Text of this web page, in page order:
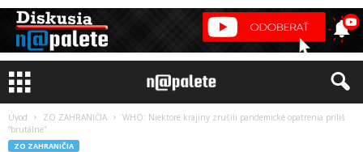
Úvod ZO ZAHRANIČIA
WHO: Niektoré krajiny zrušili pandemické opatrenia príliš
“brutálne”
ZO ZAHRANIČIA